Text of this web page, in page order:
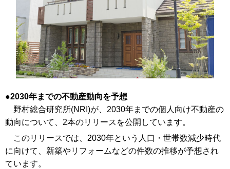
2030年までの不動産動向を予想
野村総合研究所(NRI)が、2030年までの個人向け不動産の
動向について、2本のリリースを公開しています。
このリリースでは、2030年という人口・世帯数減少時代
に向けて、新築やリフォームなどの件数の推移が予想され
ています。